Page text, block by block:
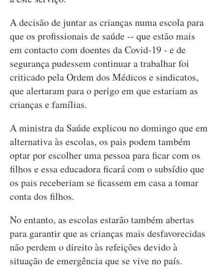
A decisão de juntar as crianças numa escola para
que os profissionais de saúde -- que estão mais
em contacto com doentes da Covid-19 - e de
segurança pudessem continuar a trabalhar foi
criticado pela Ordem dos Médicos e sindicatos,
que alertaram para o perigo em que estariam as
crianças e famílias.
A ministra da Saúde explicou no domingo que em
alternativa às escolas, os pais podem também
optar por escolher uma pessoa para ficar com os
filhos e essa educadora ficará com o subsídio que
os pais receberiam se ficassem em casa a tomar
conta dos filhos.
No entanto, as escolas estarão também abertas
para garantir que as crianças mais desfavorecidas
não perdem o direito às refeições devido à
situação de emergência que se vive no país.